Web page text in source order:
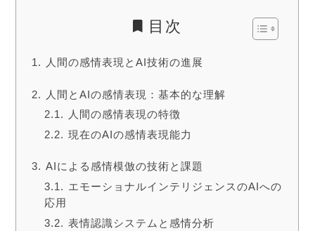
目次
人間の感情表現とAI技術の進展
人間とAIの感情表現：基本的な理解
人間の感情表現の特徴
現在のAIの感情表現能力
AIによる感情模倣の技術と課題
エモーショナルインテリジェンスのAIへの
応用
表情認識システムと感情分析